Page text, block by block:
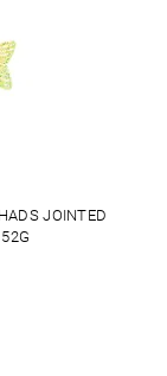
JOINTED